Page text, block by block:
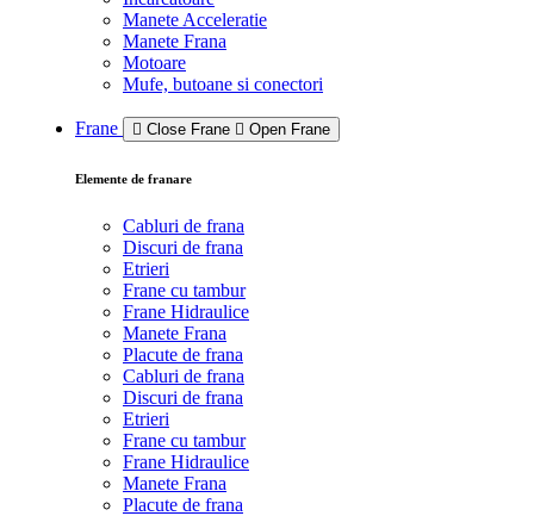
Manete Acceleratie
Manete Frana
Motoare
Mufe, butoane si conectori
Frane Close Frane Open Frane
Elemente de franare
Cabluri de frana
Discuri de frana
Etrieri
Frane cu tambur
Frane Hidraulice
Manete Frana
Placute de frana
Cabluri de frana
Discuri de frana
Etrieri
Frane cu tambur
Frane Hidraulice
Manete Frana
Placute de frana